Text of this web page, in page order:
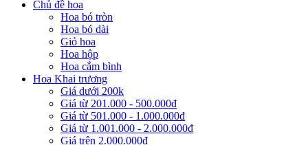
Chủ đề hoa
Hoa bó tròn
Hoa bó dài
Giỏ hoa
Hoa hộp
Hoa cắm bình
Hoa Khai trương
Giá dưới 200k
Giá từ 201.000 - 500.000đ
Giá từ 501.000 - 1.000.000đ
Giá từ 1.001.000 - 2.000.000đ
Giá trên 2.000.000đ